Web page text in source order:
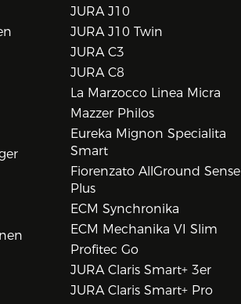
JURA J10
JURA J10 Twin
JURA C3
JURA C8
La Marzocco Linea Micra
Mazzer Philos
Eureka Mignon Specialita
Smart
Fiorenzato AllGround Sense
Plus
ECM Synchronika
ECM Mechanika VI Slim
Profitec Go
JURA Claris Smart+ 3er
JURA Claris Smart+ Pro